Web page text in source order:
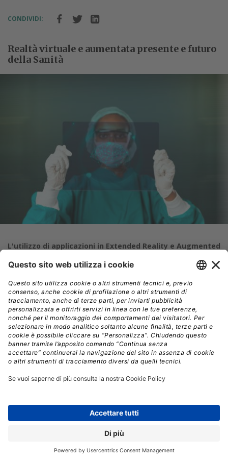
CONDIVIDI:
Realtà virtuale e aumentata presente e futuro
della Sanità
L'utilizzo di applicazioni in Extended Reality e Augmented
credono i giganti della tecnologia e anche gli Ospedali.
LUIGI FERRO
Collaboratore
Giornalista professionista dal 1992, ha cominciato con la
cronaca sul quotidiano l’Unità e sul mensile Società Civile,
per poi passare al settore informatico scrivendo ...
tutto
“
D
alla Teleformazione alla Telemedicina nel
trapianto di polmone” è il titolo di un
convegno che si è svolto di recente nell’aula
Magna del Rettorato dell’Università di Siena.